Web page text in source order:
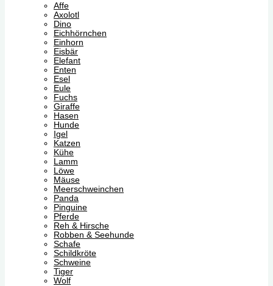
Affe
Axolotl
Dino
Eichhörnchen
Einhorn
Eisbär
Elefant
Enten
Esel
Eule
Fuchs
Giraffe
Hasen
Hunde
Igel
Katzen
Kühe
Lamm
Löwe
Mäuse
Meerschweinchen
Panda
Pinguine
Pferde
Reh & Hirsche
Robben & Seehunde
Schafe
Schildkröte
Schweine
Tiger
Wolf